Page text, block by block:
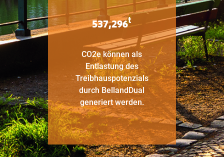
537,296t
CO2e können als
Entlastung des
Treibhauspotenzials
durch BellandDual
generiert werden.